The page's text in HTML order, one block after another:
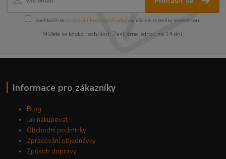
Souhlasím se zpracováním osobních údajůza účelem rozesílky newsletteru.
Můžete se kdykoli odhlásit. Zasíláme jednou za 14 dní.
Informace pro zákazníky
Blog
Jak nakupovat
Obchodní podmínky
Zpracování objednávky
Způsob dopravy